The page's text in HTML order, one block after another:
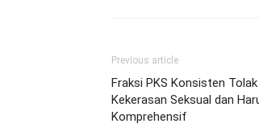
Previous article
Fraksi PKS Konsisten
Kekerasan Seksual dan
Komprehensif